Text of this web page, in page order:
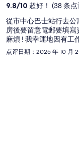
9.8/10 超好！ (38 条点
從市中心巴士站行去公
房後要留意電郵要填
麻煩 ! 我幸運地因有工
有禮.
点评日期：2025 年 10 月